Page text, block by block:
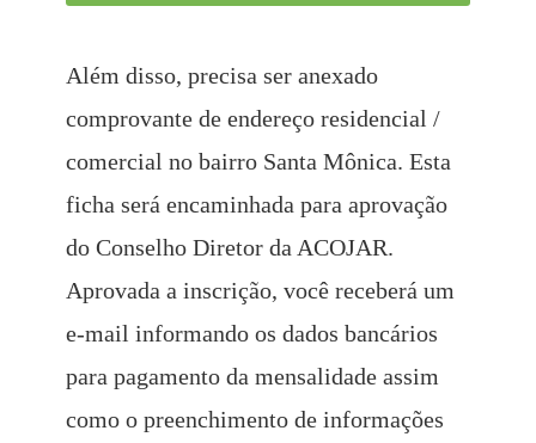
Além disso, precisa ser anexado
comprovante de endereço residencial /
comercial no bairro Santa Mônica. Esta
ficha será encaminhada para aprovação
do Conselho Diretor da ACOJAR.
Aprovada a inscrição, você receberá um
e-mail informando os dados bancários
para pagamento da mensalidade assim
como o preenchimento de informações